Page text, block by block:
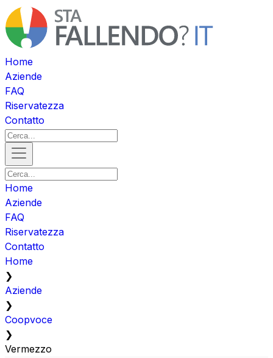
Home
Aziende
FAQ
Riservatezza
Contatto
Home
Aziende
FAQ
Riservatezza
Contatto
Home
❯
Aziende
❯
Coopvoce
❯
Vermezzo